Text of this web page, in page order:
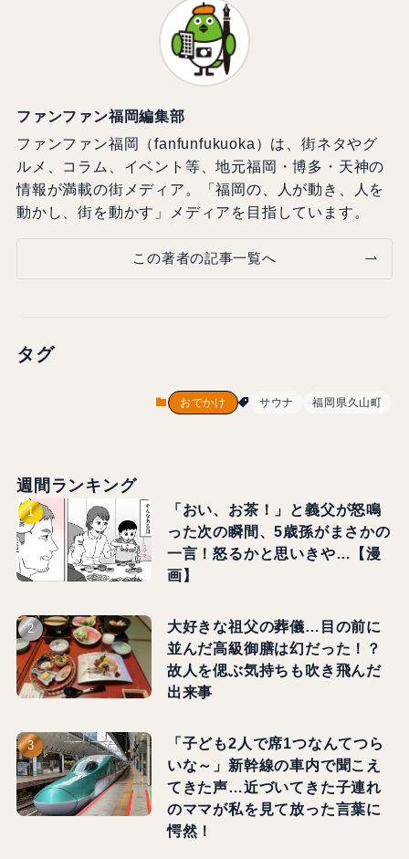
ファンファン福岡編集部
ファンファン福岡（fanfunfukuoka）は、街ネタやグ
ルメ、コラム、イベント等、地元福岡・博多・天神の
情報が満載の街メディア。「福岡の、人が動き、人を
動かし、街を動かす」メディアを目指しています。
この著者の記事一覧へ
タグ
おでかけ サウナ 福岡県久山町
週間ランキング
「おい、お茶！」と義父が怒鳴
った次の瞬間、5歳孫がまさかの
一言！怒るかと思いきや…【漫
画】
大好きな祖父の葬儀…目の前に
並んだ高級御膳は幻だった！？
故人を偲ぶ気持ちも吹き飛んだ
出来事
「子ども2人で席1つなんてつら
いな～」新幹線の車内で聞こえ
てきた声…近づいてきた子連れ
のママが私を見て放った言葉に
愕然！